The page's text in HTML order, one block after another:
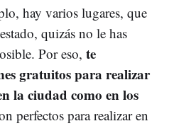
hay varios lugares, que
quizás no le has
Por eso, te
gratuitos para realizar
la ciudad como en los
perfectos para realizar en